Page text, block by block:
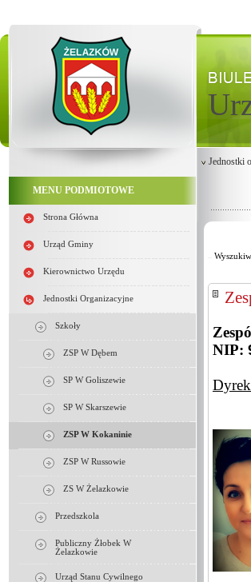
MENU PODMIOTOWE
Strona Główna
Urząd Gminy
Kierownictwo Urzędu
Jednostki Organizacyjne
Szkoły
ZSP W Dębem
SP W Goliszewie
SP W Skarszewie
ZSP W Kokaninie
ZSP W Russowie
ZS W Żelazkowie
Przedszkola
Publiczny Żłobek W
Żelazkowie
Urząd Stanu Cywilnego
Jednostki
NIP: